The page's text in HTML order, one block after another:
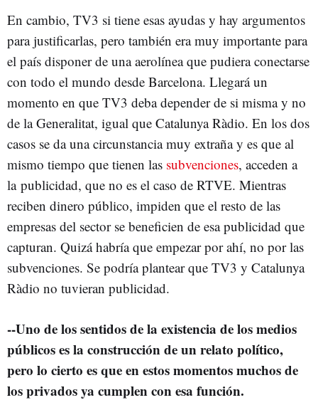
En cambio, TV3 si tiene esas ayudas y hay argumentos
para justificarlas, pero también era muy importante para
el país disponer de una aerolínea que pudiera conectarse
con todo el mundo desde Barcelona. Llegará un
momento en que TV3 deba depender de si misma y no
de la Generalitat, igual que Catalunya Ràdio. En los dos
casos se da una circunstancia muy extraña y es que al
mismo tiempo que tienen las subvenciones, acceden a
la publicidad, que no es el caso de RTVE. Mientras
reciben dinero público, impiden que el resto de las
empresas del sector se beneficien de esa publicidad que
capturan. Quizá habría que empezar por ahí, no por las
subvenciones. Se podría plantear que TV3 y Catalunya
Ràdio no tuvieran publicidad.
--Uno de los sentidos de la existencia de los medios
públicos es la construcción de un relato político,
pero lo cierto es que en estos momentos muchos de
los privados ya cumplen con esa función.